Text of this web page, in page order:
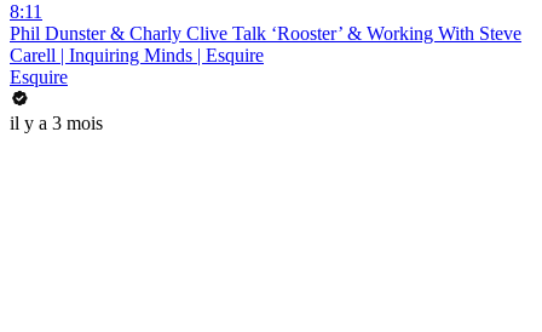
8:11
Phil Dunster & Charly Clive Talk ‘Rooster’ & Working With Steve
Carell | Inquiring Minds | Esquire
Esquire
il y a 3 mois